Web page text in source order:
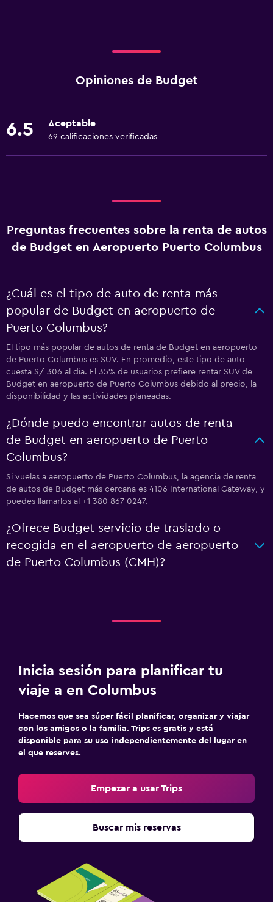
Opiniones de Budget
6.5 Aceptable
69 calificaciones verificadas
Preguntas frecuentes sobre la renta de autos
de Budget en Aeropuerto Puerto Columbus
¿Cuál es el tipo de auto de renta más
popular de Budget en aeropuerto de
Puerto Columbus?
El tipo más popular de autos de renta de Budget en aeropuerto
de Puerto Columbus es SUV. En promedio, este tipo de auto
cuesta S/ 306 al día. El 35% de usuarios prefiere rentar SUV de
Budget en aeropuerto de Puerto Columbus debido al precio, la
disponibilidad y las actividades planeadas.
¿Dónde puedo encontrar autos de renta
de Budget en aeropuerto de Puerto
Columbus?
Si vuelas a aeropuerto de Puerto Columbus, la agencia de renta
de autos de Budget más cercana es 4106 International Gateway, y
puedes llamarlos al +1 380 867 0247.
¿Ofrece Budget servicio de traslado o
recogida en el aeropuerto de aeropuerto
de Puerto Columbus (CMH)?
Inicia sesión para planificar tu
viaje a en Columbus
Hacemos que sea súper fácil planificar, organizar y viajar
con los amigos o la familia. Trips es gratis y está
disponible para su uso independientemente del lugar en
el que reserves.
Empezar a usar Trips
Buscar mis reservas